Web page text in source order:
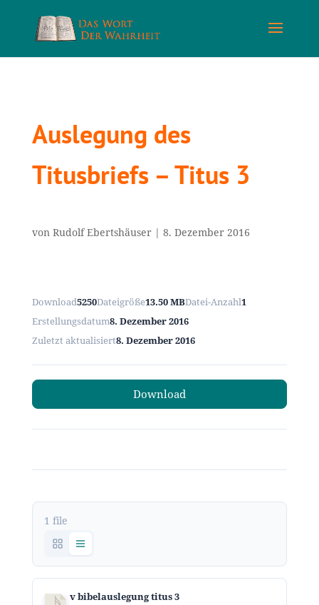
Auslegung des
Titusbriefs – Titus 3
von Rudolf Ebertshäuser| 8. Dezember 2016
Download5250Dateigröße13.50 MBDatei-Anzahl1
Erstellungsdatum8. Dezember 2016
Zuletzt aktualisiert8. Dezember 2016
Download
1 file
v bibelauslegung titus 3